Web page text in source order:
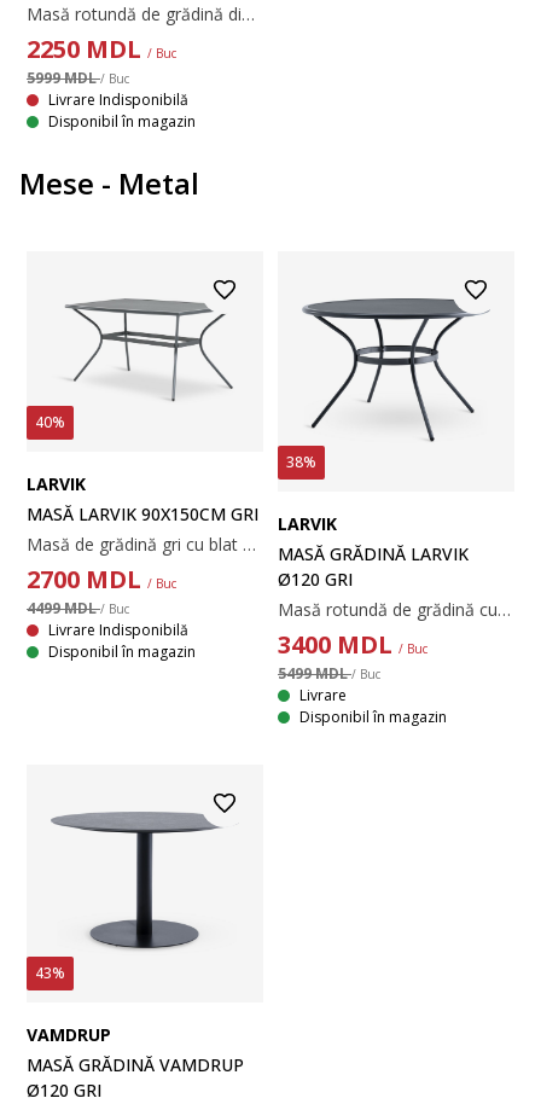
Masă rotundă de grădină din lemn de esență tare FSC®, tratat cu ulei. Lemnul durabil este tratat cu ulei alb pentru a-l proteja și a-i conferi o culoare mai strălucitoare. Se recomandă tratarea regulată a lemnului pentru a-și menține culoarea și a-l proteja de umiditate. Ø120x77 cm
2250 MDL / Buc
5999 MDL/ Buc
Livrare Indisponibilă
Disponibil în magazin
Mese - Metal
40%
LARVIK
MASĂ LARVIK 90X150CM GRI
Masă de grădină gri cu blat din oțel. Cadru din aluminiu și picioare din oțel. Aluminiul este un material ușor și robust, care nu ruginește. Oțelul este tratat cu un strat Durasint® care previne ruginirea. 90x150x74 cm
2700 MDL / Buc
4499 MDL/ Buc
Livrare Indisponibilă
Disponibil în magazin
38%
LARVIK
MASĂ GRĂDINĂ LARVIK
Ø120 GRI
Masă rotundă de grădină cu blat gri din oțel. Cadru din aluminiu și picioare din oțel. Aluminiul este un material ușor și robust, care nu ruginește. Oțelul este tratat cu un strat Durasint® care previne ruginirea. Ø120x74 cm
3400 MDL / Buc
5499 MDL/ Buc
Livrare
Disponibil în magazin
43%
VAMDRUP
MASĂ GRĂDINĂ VAMDRUP
Ø120 GRI